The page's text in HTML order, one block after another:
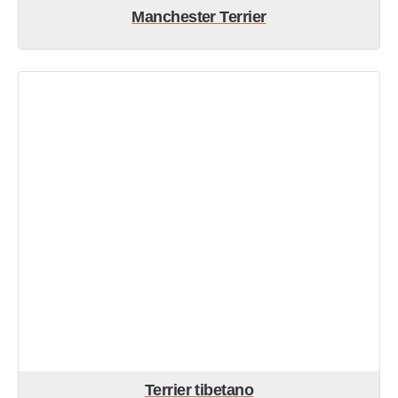
Manchester Terrier
Terrier tibetano